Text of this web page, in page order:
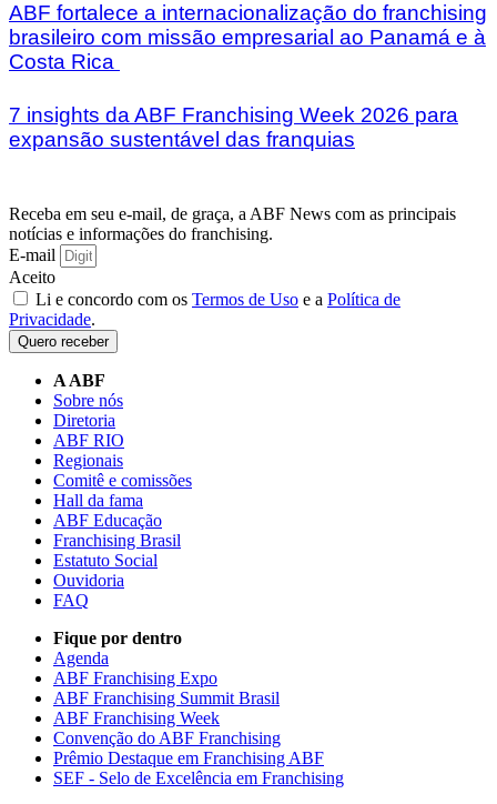
ABF fortalece a internacionalização do franchising
brasileiro com missão empresarial ao Panamá e à
Costa Rica
7 insights da ABF Franchising Week 2026 para
expansão sustentável das franquias
Receba em seu e-mail, de graça, a ABF News com as principais
notícias e informações do franchising.
E-mail
Aceito
Li e concordo com os Termos de Uso e a Política de
Privacidade.
Quero receber
A ABF
Sobre nós
Diretoria
ABF RIO
Regionais
Comitê e comissões
Hall da fama
ABF Educação
Franchising Brasil
Estatuto Social
Ouvidoria
FAQ
Fique por dentro
Agenda
ABF Franchising Expo
ABF Franchising Summit Brasil
ABF Franchising Week
Convenção do ABF Franchising
Prêmio Destaque em Franchising ABF
SEF - Selo de Excelência em Franchising